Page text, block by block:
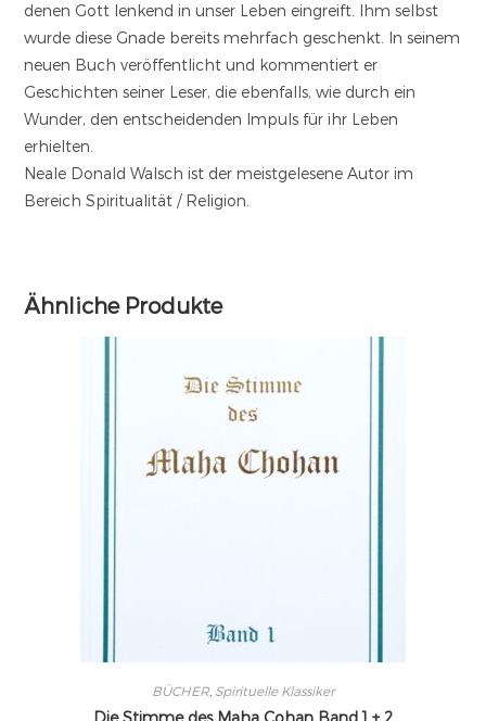
denen Gott lenkend in unser Leben eingreift. Ihm selbst
wurde diese Gnade bereits mehrfach geschenkt. In seinem
neuen Buch veröffentlicht und kommentiert er
Geschichten seiner Leser, die ebenfalls, wie durch ein
Wunder, den entscheidenden Impuls für ihr Leben
erhielten.
Neale Donald Walsch ist der meistgelesene Autor im
Bereich Spiritualität / Religion.
Ähnliche Produkte
BÜCHER, Spirituelle Klassiker
Die Stimme des Maha Cohan Band 1 + 2